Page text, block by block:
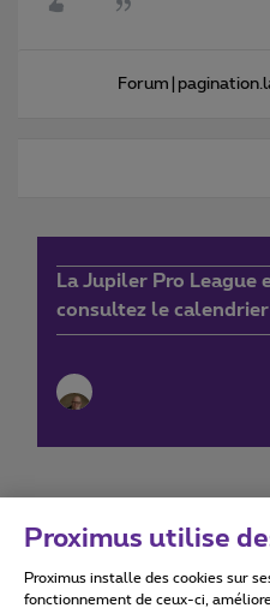
La Jupiler Pro League
consultez le
Conditions d'utilisation
Proximus utilise
Proximus installe des cookies sur
fonctionnement de ceux-ci,